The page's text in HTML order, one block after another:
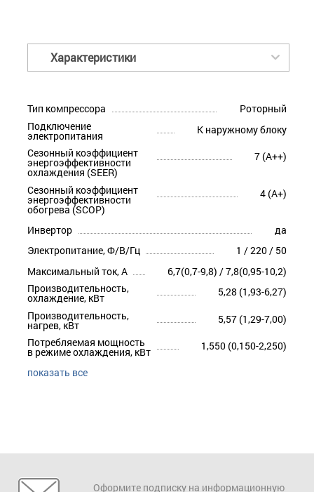
Характеристики
Тип компрессора
Роторный
Подключение
электропитания
К наружному блоку
Сезонный коэффициент
энергоэффективности
охлаждения (SEER)
7 (A++)
Сезонный коэффициент
энергоэффективности
обогрева (SCOP)
4 (A+)
Инвертор
да
Электропитание, Ф/В/Гц
1 / 220 / 50
Максимальный ток, А
6,7(0,7-9,8) / 7,8(0,95-10,2)
Производительность,
охлаждение, кВт
5,28 (1,93-6,27)
Производительность,
нагрев, кВт
5,57 (1,29-7,00)
Потребляемая мощность
в режиме охлаждения, кВт 1,550 (0,150-2,250)
показать все
Оформите подписку на информационную